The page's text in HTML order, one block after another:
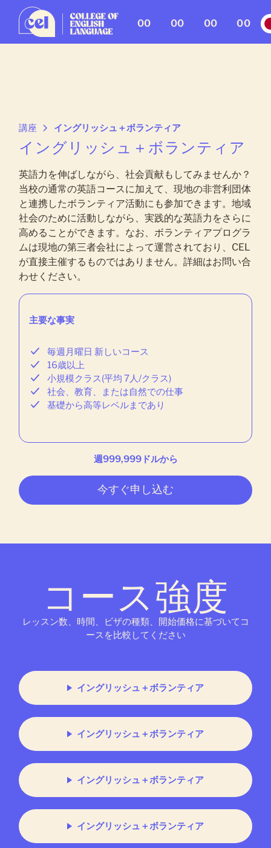
00 00 00 00
講座 イングリッシュ＋ボランティア
イングリッシュ＋ボランティア
英語力を伸ばしながら、社会貢献もしてみませんか？
当校の通常の英語コースに加えて、現地の非営利団体
と連携したボランティア活動にも参加できます。地域
社会のために活動しながら、実践的な英語力をさらに
高めることができます。なお、ボランティアプログラ
ムは現地の第三者会社によって運営されており、CEL
が直接主催するものではありません。詳細はお問い合
わせください。
主要な事実
毎週月曜日 新しいコース
16歳以上
小規模クラス(平均 7人/クラス)
社会、教育、または自然での仕事
基礎から高等レベルまであり
週999,999ドルから
今すぐ申し込む
コース強度
レッスン数、時間、ビザの種類、開始価格に基づいてコ
ースを比較してください
イングリッシュ＋ボランティア
イングリッシュ＋ボランティア
イングリッシュ＋ボランティア
イングリッシュ＋ボランティア